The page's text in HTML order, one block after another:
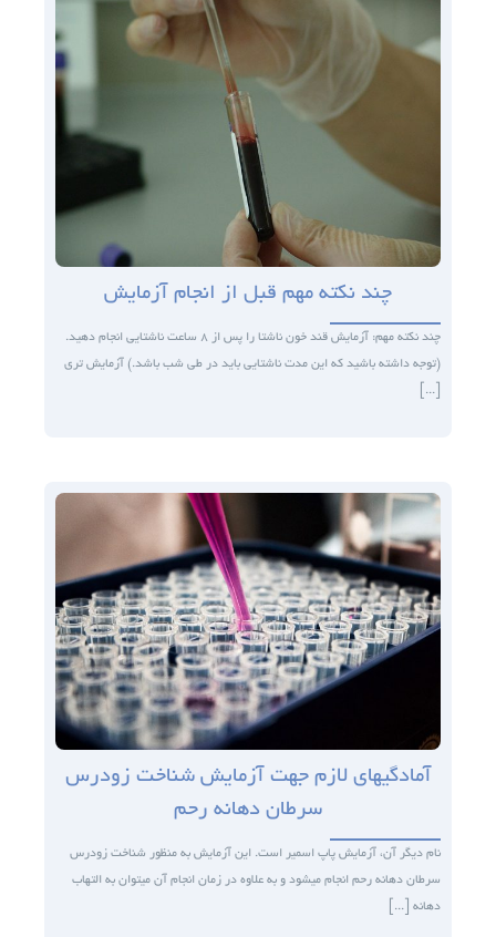
چند نکته مهم قبل از انجام آزمایش
چند نکته مهم: آزمایش قند خون ناشتا را پس از ۸ ساعت ناشتایی انجام دهید.
(توجه داشته باشید که این مدت ناشتایی باید در طی شب باشد.) آزمایش تری
[...]
آمادگی­های لازم جهت آزمایش شناخت زودرس
سرطان دهانه رحم
نام دیگر آن، آزمایش پاپ اسمیر است. این آزمایش به منظور شناخت زودرس
سرطان دهانه رحم انجام می­شود و به علاوه در زمان انجام آن می­توان به التهاب
دهانه [...]